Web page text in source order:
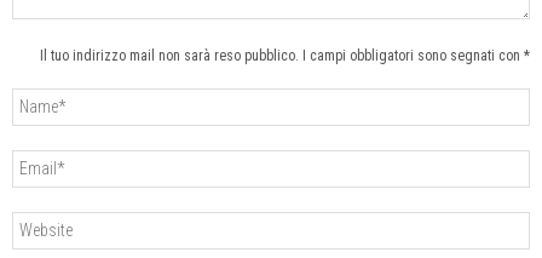
Il tuo indirizzo mail non sarà reso pubblico. I campi obbligatori sono segnati con *